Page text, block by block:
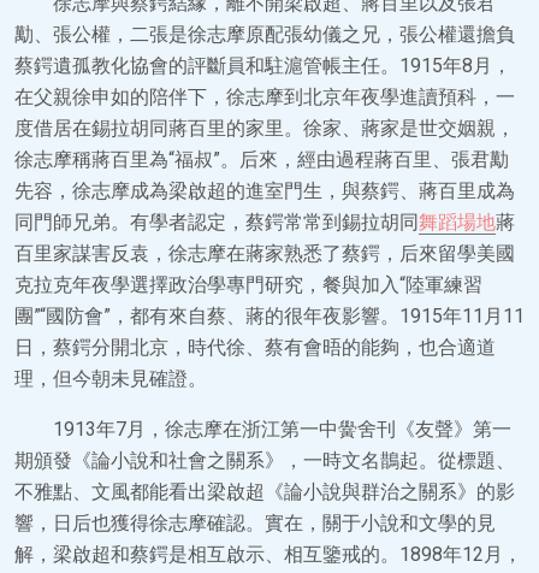
勱、張公權，二張是徐志摩原配張幼儀之兄，張公權還擔負
蔡鍔遺孤教化協會的評斷員和駐滬管帳主任。1915年8月，
在父親徐申如的陪伴下，徐志摩到北京年夜學進讀預科，一
度借居在錫拉胡同蔣百里的家里。徐家、蔣家是世交姻親，
徐志摩稱蔣百里為“福叔”。后來，經由過程蔣百里、張君勱
先容，徐志摩成為梁啟超的進室門生，與蔡鍔、蔣百里成為
同門師兄弟。有學者認定，蔡鍔常常到錫拉胡同舞蹈場地蔣
百里家謀害反袁，徐志摩在蔣家熟悉了蔡鍔，后來留學美國
克拉克年夜學選擇政治學專門研究，餐與加入“陸軍練習
團”“國防會”，都有來自蔡、蔣的很年夜影響。1915年11月11
日，蔡鍔分開北京，時代徐、蔡有會晤的能夠，也合適道
理，但今朝未見確證。
1913年7月，徐志摩在浙江第一中黌舍刊《友聲》第一
期頒發《論小說和社會之關系》，一時文名鵲起。從標題、
不雅點、文風都能看出梁啟超《論小說與群治之關系》的影
響，日后也獲得徐志摩確認。實在，關于小說和文學的見
解，梁啟超和蔡鍔是相互啟示、相互鑒戒的。1898年12月，